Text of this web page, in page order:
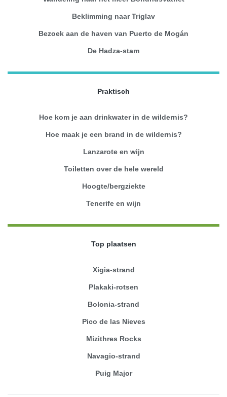
Beklimming naar Triglav
Bezoek aan de haven van Puerto de Mogán
De Hadza-stam
Praktisch
Hoe kom je aan drinkwater in de wildernis?
Hoe maak je een brand in de wildernis?
Lanzarote en wijn
Toiletten over de hele wereld
Hoogte/bergziekte
Tenerife en wijn
Top plaatsen
Xigia-strand
Plakaki-rotsen
Bolonia-strand
Pico de las Nieves
Mizithres Rocks
Navagio-strand
Puig Major